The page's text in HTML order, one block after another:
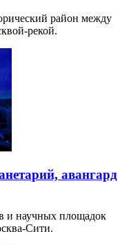
район между
рекой.
авангард
и научных площадок
Сити.